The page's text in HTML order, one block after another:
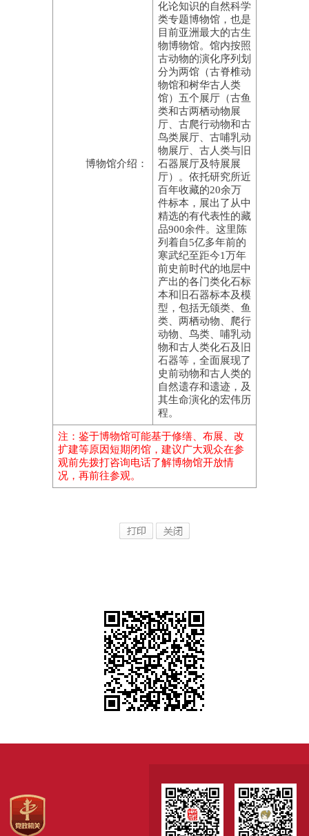
博物馆介绍：
化论知识的自然科学
类专题博物馆，也是
目前亚洲最大的古生
物博物馆。馆内按照
古动物的演化序列划
分为两馆（古脊椎动
物馆和树华古人类
馆）五个展厅（古鱼
类和古两栖动物展
厅、古爬行动物和古
鸟类展厅、古哺乳动
物展厅、古人类与旧
石器展厅及特展展
厅）。依托研究所近
百年收藏的20余万
件标本，展出了从中
精选的有代表性的藏
品900余件。这里陈
列着自5亿多年前的
寒武纪至距今1万年
前史前时代的地层中
产出的各门类化石标
本和旧石器标本及模
型，包括无颌类、鱼
类、两栖动物、爬行
动物、鸟类、哺乳动
物和古人类化石及旧
石器等，全面展现了
史前动物和古人类的
自然遗存和遗迹，及
其生命演化的宏伟历
程。
注：鉴于博物馆可能基于修缮、布展、改
扩建等原因短期闭馆，建议广大观众在参
观前先拨打咨询电话了解博物馆开放情
况，再前往参观。